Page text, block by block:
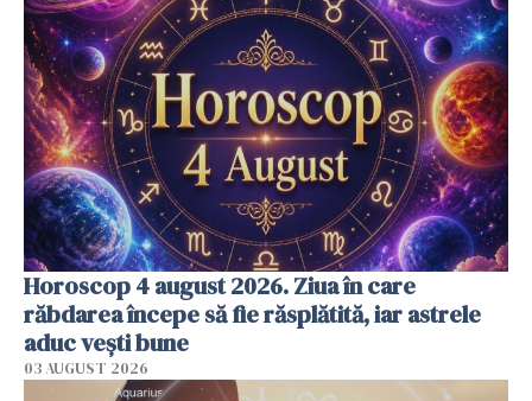
Horoscop 4 august 2026. Ziua în care
răbdarea începe să fie răsplătită, iar astrele
aduc vești bune
03 AUGUST 2026